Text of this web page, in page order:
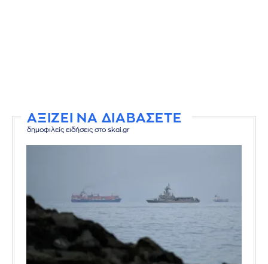
ΑΞΙΖΕΙ ΝΑ ΔΙΑΒΑΣΕΤΕ
δημοφιλείς ειδήσεις στο skai.gr